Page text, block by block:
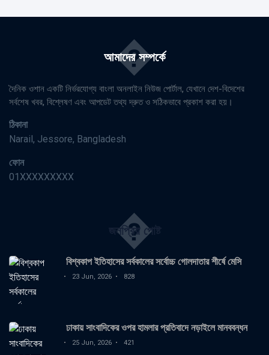
আমাদের সম্পর্কে
�
দৈনিক ওশান একটি নির্ভরযোগ্য বাংলা অনলাইন নিউজ পোর্টাল, যেখানে দেশ-বিদেশের
সর্বশেষ খবর, বিশ্লেষণ এবং আপডেট তথ্য দ্রুত ও সঠিকভাবে প্রকাশ করা হয়।
ঠিকানা
Narail, Jessore, Bangladesh
ফোন
01XXXXXXXXX
জনপ্রিয় পোষ্ট
�
বিশ্বকাপ ইতিহাসের সর্বকালের সর্বোচ্চ গোলদাতার শীর্ষে মেসি
23 Jun, 2026 828
ঢাকায় সাংবাদিকের ওপর হামলার প্রতিবাদে নড়াইলে মানববন্ধন
25 Jun, 2026 421